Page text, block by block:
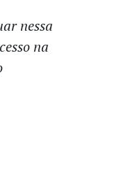
nessa
na